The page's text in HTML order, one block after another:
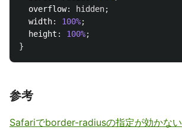
overflow: hidden;
width: 100%;
height : 100%;
}
参考
Safariでborder-radiusの指定が効かない